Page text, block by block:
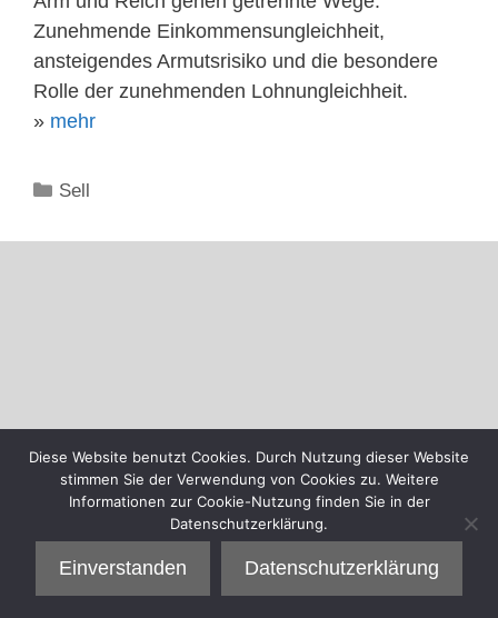
Zunehmende Einkommensungleichheit,
ansteigendes Armutsrisiko und die besondere
Rolle der zunehmenden Lohnungleichheit.
» mehr
Kategorien
Sell
Diese Website benutzt Cookies. Durch Nutzung dieser Website
stimmen Sie der Verwendung von Cookies zu. Weitere
Informationen zur Cookie-Nutzung finden Sie in der
Datenschutzerklärung.
Einverstanden Datenschutzerklärung